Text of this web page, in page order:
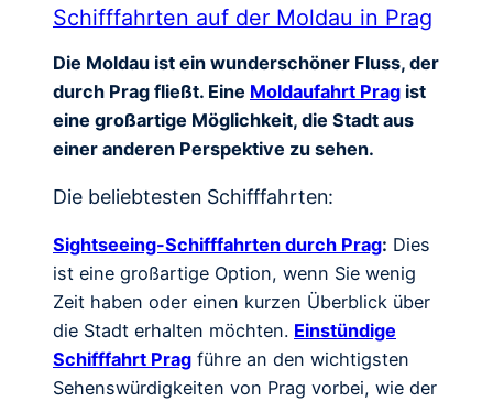
Schifffahrten auf der Moldau in Prag
Die Moldau ist ein wunderschöner Fluss, der
durch Prag fließt. Eine Moldaufahrt Prag ist
eine großartige Möglichkeit, die Stadt aus
einer anderen Perspektive zu sehen.
Die beliebtesten Schifffahrten:
Sightseeing-Schifffahrten durch Prag: Dies
ist eine großartige Option, wenn Sie wenig
Zeit haben oder einen kurzen Überblick über
die Stadt erhalten möchten. Einstündige
Schifffahrt Prag führe an den wichtigsten
Sehenswürdigkeiten von Prag vorbei, wie der